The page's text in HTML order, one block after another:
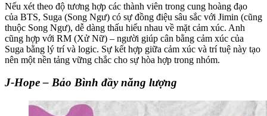
Nếu xét theo độ tương hợp các thành viên trong cung hoàng đạo
của BTS, Suga (Song Ngư) có sự đồng điệu sâu sắc với Jimin (cũng
thuộc Song Ngư), dễ dàng thấu hiểu nhau về mặt cảm xúc. Anh
cũng hợp với RM (Xử Nữ) – người giúp cân bằng cảm xúc của
Suga bằng lý trí và logic. Sự kết hợp giữa cảm xúc và trí tuệ này tạo
nên một nền tảng vững chắc cho sự hòa hợp trong nhóm.
J-Hope – Bảo Bình đầy năng lượng